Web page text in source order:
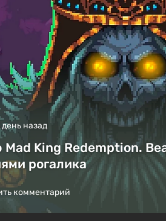
день назад
King Redemption.
рогалика
комментарий